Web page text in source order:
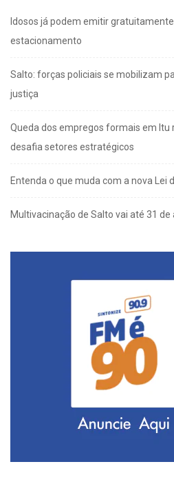
Idosos já podem emitir
estacionamento
Salto: forças policiais se mobilizam
justiça
Queda dos empregos formais em Itu
desafia setores estratégicos
Entenda o que muda com a nova Lei
Multivacinação de Salto vai até 31 de